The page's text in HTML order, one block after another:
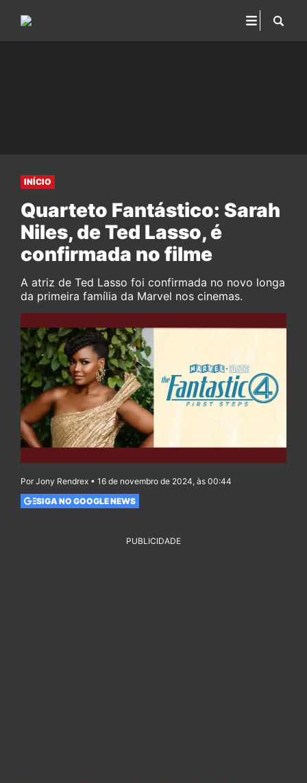
INÍCIO
Quarteto Fantástico: Sarah
Niles, de Ted Lasso, é
confirmada no filme
A atriz de Ted Lasso foi confirmada no novo longa
da primeira família da Marvel nos cinemas.
Por Jony Rendrex • 16 de novembro de 2024, às 00:44
SIGA NO GOOGLE NEWS
PUBLICIDADE